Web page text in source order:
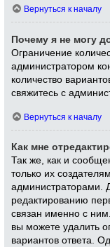
Вернуться к началу
Почему я не могу
Ограничение
администратором
количество
свяжитесь с
Вернуться к началу
Как мне
Так же, как и
только их
администраторами.
редактированию
связан именно с
вы можете удалить
вариантов ответа.